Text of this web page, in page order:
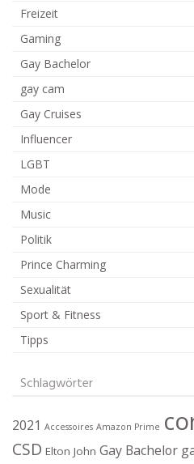
Freizeit
Gaming
Gay Bachelor
gay cam
Gay Cruises
Influencer
LGBT
Mode
Music
Politik
Prince Charming
Sexualität
Sport & Fitness
Tipps
Schlagwörter
2021 Accessoires Amazon Prime
CSD Elton John Gay Bachelor